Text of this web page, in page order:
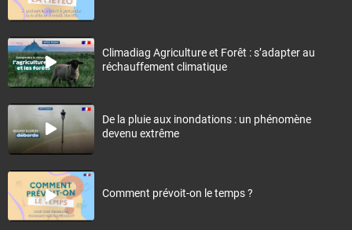
Climadiag Agriculture et Forêt : s’adapter au
réchauffement climatique
De la pluie aux inondations : un phénomène
devenu extrême
Comment prévoit-on le temps ?